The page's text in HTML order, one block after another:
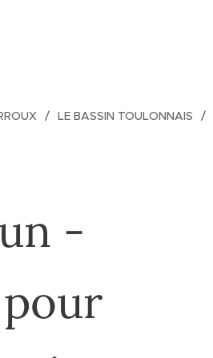
LE BASSIN TOULONNAIS
-